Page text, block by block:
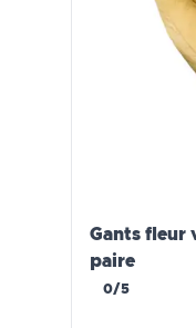
Gants fleur
paire
0/5